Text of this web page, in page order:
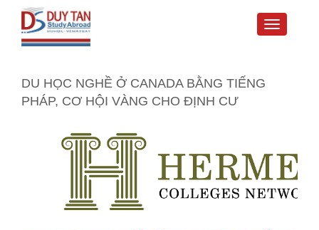
Toggle
DU HỌC NGHỀ Ở CANADA BẰNG TIẾNG
PHÁP, CƠ HỘI VÀNG CHO ĐỊNH CƯ